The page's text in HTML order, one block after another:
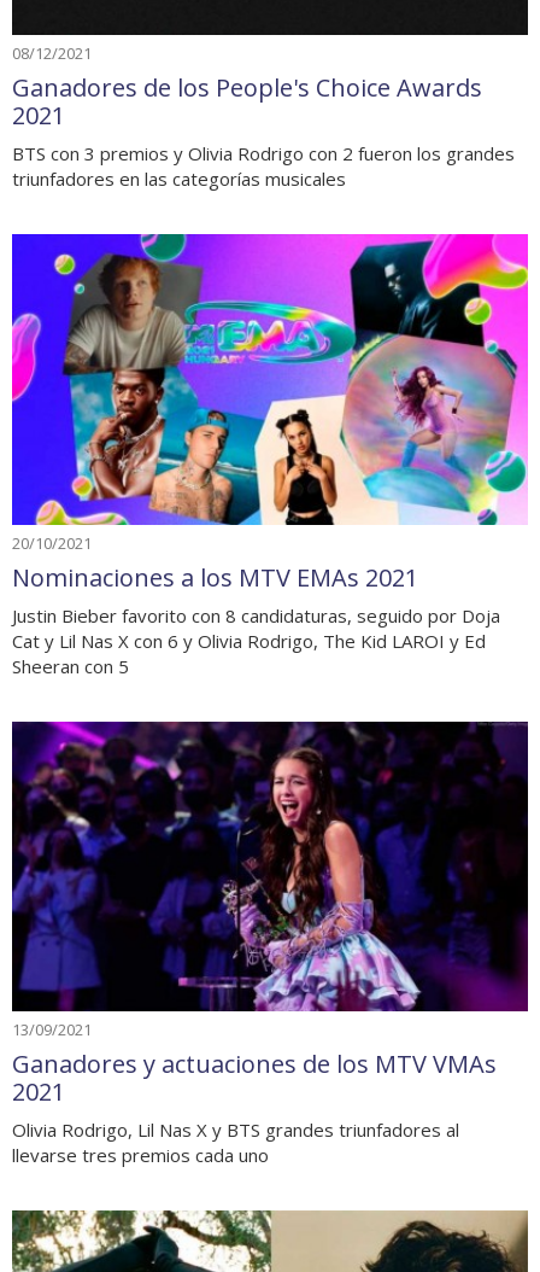
08/12/2021
Ganadores de los People's Choice Awards
2021
BTS con 3 premios y Olivia Rodrigo con 2 fueron los grandes
triunfadores en las categorías musicales
20/10/2021
Nominaciones a los MTV EMAs 2021
Justin Bieber favorito con 8 candidaturas, seguido por Doja
Cat y Lil Nas X con 6 y Olivia Rodrigo, The Kid LAROI y Ed
Sheeran con 5
13/09/2021
Ganadores y actuaciones de los MTV VMAs
2021
Olivia Rodrigo, Lil Nas X y BTS grandes triunfadores al
llevarse tres premios cada uno